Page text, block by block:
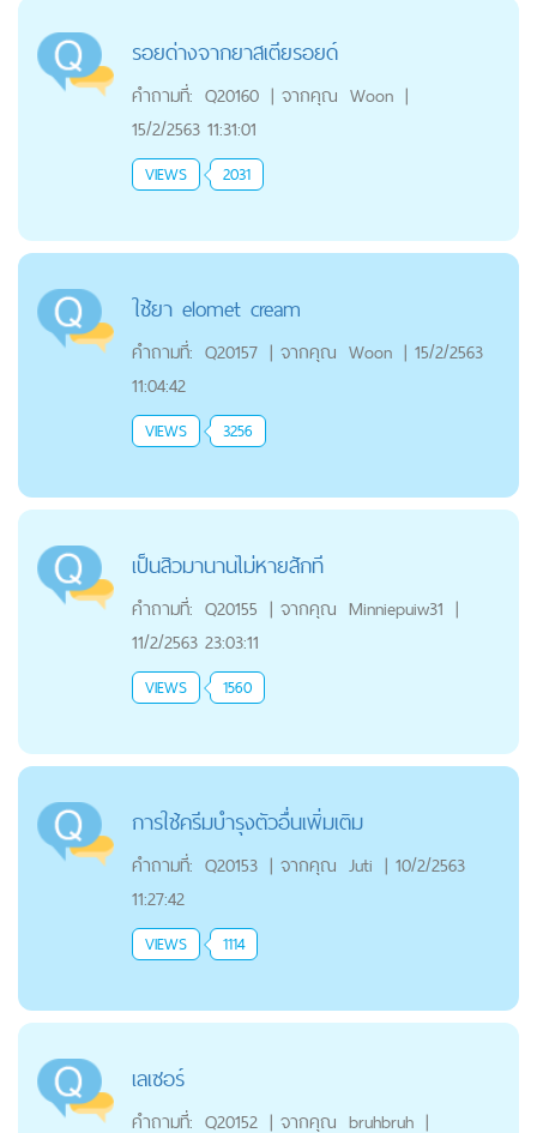
รอยด่างจากยาสเตียรอยด์
คำถามที่: Q20160 | จากคุณ Woon |
15/2/2563 11:31:01
VIEWS 2031
ใช้ยา elomet cream
คำถามที่: Q20157 | จากคุณ Woon | 15/2/2563
11:04:42
VIEWS 3256
เป็นสิวมานานไม่หายสักที
คำถามที่: Q20155 | จากคุณ Minniepuiw31 |
11/2/2563 23:03:11
VIEWS 1560
การใช้ครีมบำรุงตัวอื่นเพิ่มเติม
คำถามที่: Q20153 | จากคุณ Juti | 10/2/2563
11:27:42
VIEWS 1114
เลเซอร์
คำถามที่: Q20152 | จากคุณ bruhbruh |